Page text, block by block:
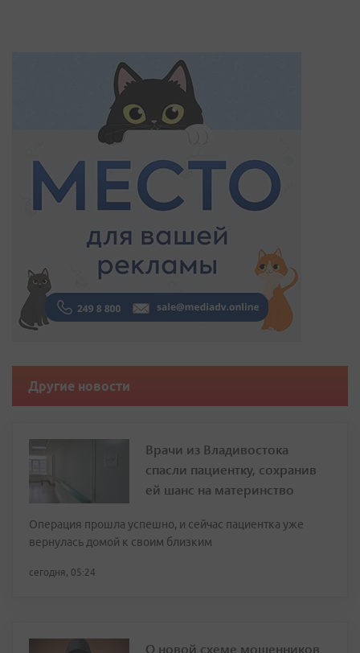
Другие новости
Врачи из Владивостока
спасли пациентку, сохранив
ей шанс на материнство
Операция прошла успешно, и сейчас пациентка уже
вернулась домой к своим близким
сегодня, 05:24
О новой схеме мошенников